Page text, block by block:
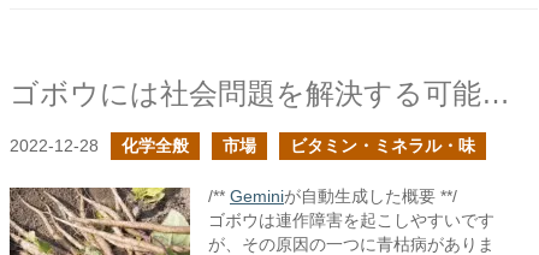
ゴボウには社会問題を解決する可能性を秘めていると信じている
2022-12-28 化学全般 市場 ビタミン・ミネラル・味
/** Geminiが自動生成した概要 **/
ゴボウは連作障害を起こしやすいです
が、その原因の一つに青枯病がありま